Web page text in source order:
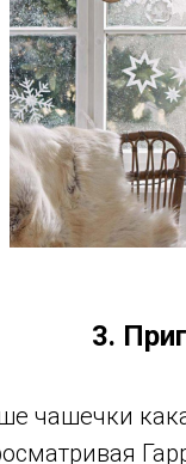
3.
чашечки